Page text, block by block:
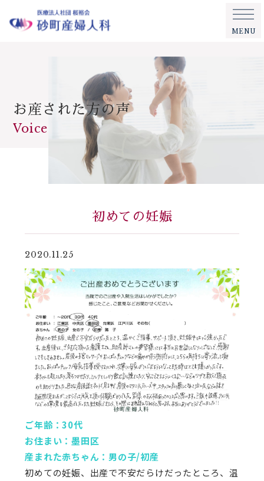
MENU
お産された方の声
Voice
初めての妊娠
2020.11.25
ご年齢：30代
お住まい：墨田区
産まれた赤ちゃん：男の子/初産
初めての妊娠、出産で不安だらけだったところ、温